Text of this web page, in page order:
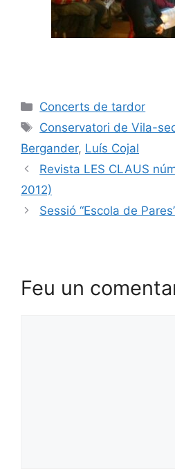
Concerts de tardor
Conservatori de Vila-
Bergander, Luís Cojal
Revista LES CLAUS
2012)
Sessió “Escola de
Feu un